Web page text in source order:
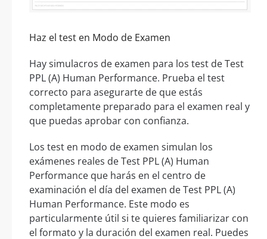
Haz el test en Modo de Examen
Hay simulacros de examen para los test de Test
PPL (A) Human Performance. Prueba el test
correcto para asegurarte de que estás
completamente preparado para el examen real y
que puedas aprobar con confianza.
Los test en modo de examen simulan los
exámenes reales de Test PPL (A) Human
Performance que harás en el centro de
examinación el día del examen de Test PPL (A)
Human Performance. Este modo es
particularmente útil si te quieres familiarizar con
el formato y la duración del examen real. Puedes